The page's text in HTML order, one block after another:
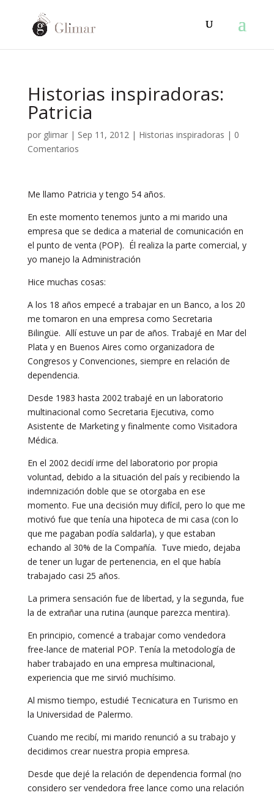
Historias inspiradoras:
Patricia
por glimar| Sep 11, 2012| Historias inspiradoras | 0
Comentarios
Me llamo Patricia y tengo 54 años.
En este momento tenemos junto a mi marido una
empresa que se dedica a material de comunicación en
el punto de venta (POP). Él realiza la parte comercial, y
yo manejo la Administración
Hice muchas cosas:
A los 18 años empecé a trabajar en un Banco, a los 20
me tomaron en una empresa como Secretaria
Bilingüe. Allí estuve un par de años. Trabajé en Mar del
Plata y en Buenos Aires como organizadora de
Congresos y Convenciones, siempre en relación de
dependencia.
Desde 1983 hasta 2002 trabajé en un laboratorio
multinacional como Secretaria Ejecutiva, como
Asistente de Marketing y finalmente como Visitadora
Médica.
En el 2002 decidí irme del laboratorio por propia
voluntad, debido a la situación del país y recibiendo la
indemnización doble que se otorgaba en ese
momento. Fue una decisión muy difícil, pero lo que me
motivó fue que tenía una hipoteca de mi casa (con lo
que me pagaban podía saldarla), y que estaban
echando al 30% de la Compañía. Tuve miedo, dejaba
de tener un lugar de pertenencia, en el que había
trabajado casi 25 años.
La primera sensación fue de libertad, y la segunda, fue
la de extrañar una rutina (aunque parezca mentira).
En principio, comencé a trabajar como vendedora
free-lance de material POP. Tenía la metodología de
haber trabajado en una empresa multinacional,
experiencia que me sirvió muchísimo.
Al mismo tiempo, estudié Tecnicatura en Turismo en
la Universidad de Palermo.
Cuando me recibí, mi marido renunció a su trabajo y
decidimos crear nuestra propia empresa.
Desde que dejé la relación de dependencia formal (no
considero ser vendedora free lance como una relación